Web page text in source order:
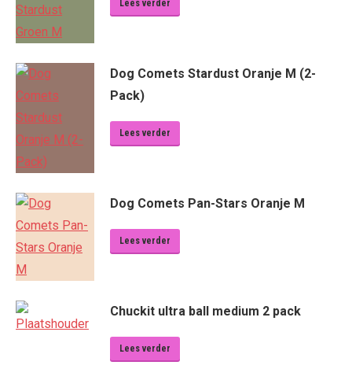
Lees verder
Dog Comets Stardust Oranje M (2-
Pack)
Lees verder
Dog Comets Pan-Stars Oranje M
Lees verder
Chuckit ultra ball medium 2 pack
Lees verder